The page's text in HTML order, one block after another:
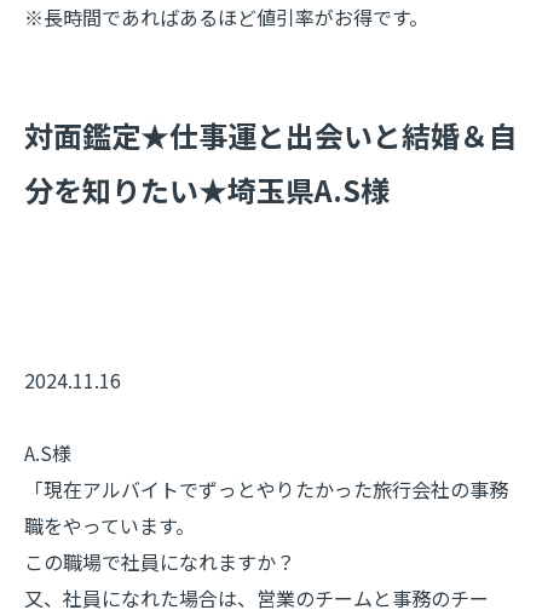
※長時間であればあるほど値引率がお得です。
​対面鑑定★仕事運と出会いと結婚＆自
分を知りたい★埼玉県A.S様
2024.11.16
A.S様
「現在アルバイトでずっとやりたかった旅行会社の事務
職をやっています。
この職場で社員になれますか？
又、社員になれた場合は、営業のチームと事務のチー